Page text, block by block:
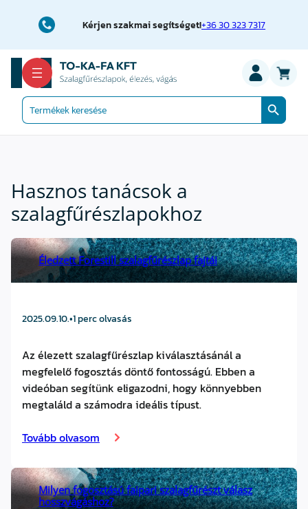
Kérjen szakmai segítséget!+36 30 323 7317
Search
for:
Search Button
Hasznos tanácsok a
szalagfűrészlapokhoz
Éledzett Forestill szalagfűrészlap fajtái
2025.09.10.•1 perc olvasás
Az élezett szalagfűrészlap kiválasztásánál a
megfelelő fogosztás döntő fontosságú. Ebben a
videóban segítünk eligazodni, hogy könnyebben
megtaláld a számodra ideális típust.
Tovább olvasom
Milyen fogosztású faipari szalagfűrészt válasz
hosszvágáshoz?